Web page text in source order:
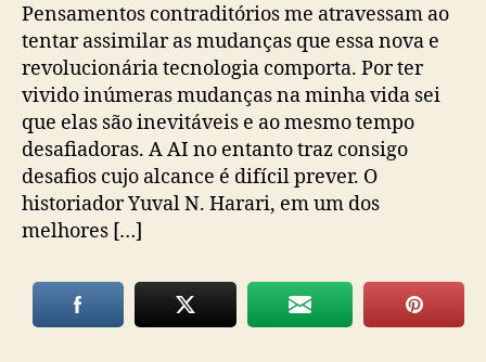
Pensamentos contraditórios me atravessam ao
tentar assimilar as mudanças que essa nova e
revolucionária tecnologia comporta. Por ter
vivido inúmeras mudanças na minha vida sei
que elas são inevitáveis e ao mesmo tempo
desafiadoras. A AI no entanto traz consigo
desafios cujo alcance é difícil prever. O
historiador Yuval N. Harari, em um dos
melhores […]